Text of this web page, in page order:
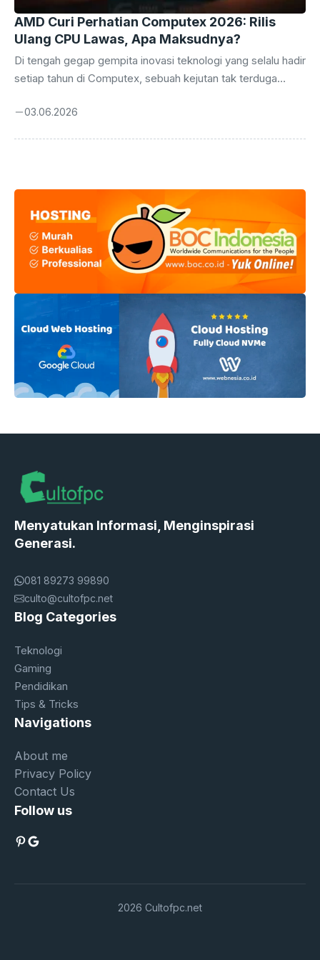
AMD Curi Perhatian Computex 2026: Rilis
Ulang CPU Lawas, Apa Maksudnya?
Di tengah gegap gempita inovasi teknologi yang selalu hadir
setiap tahun di Computex, sebuah kejutan tak terduga
lini produk terbarunya yang canggih, AMD justru memilih
yang bisa dibilang sudah “jadul” di panggung sebesar
Computex 2026? Apa yang ingin dicapai oleh perusahaan
semikonduktor asal Amerika ...
03.06.2026
Menyatukan Informasi, Menginspirasi
Generasi.
081 89273 99890
culto@cultofpc.net
Blog Categories
Teknologi
Gaming
Pendidikan
Tips & Tricks
Navigations
About me
Privacy Policy
Contact Us
Follow us
Pinterest
Google
2026 Cultofpc.net